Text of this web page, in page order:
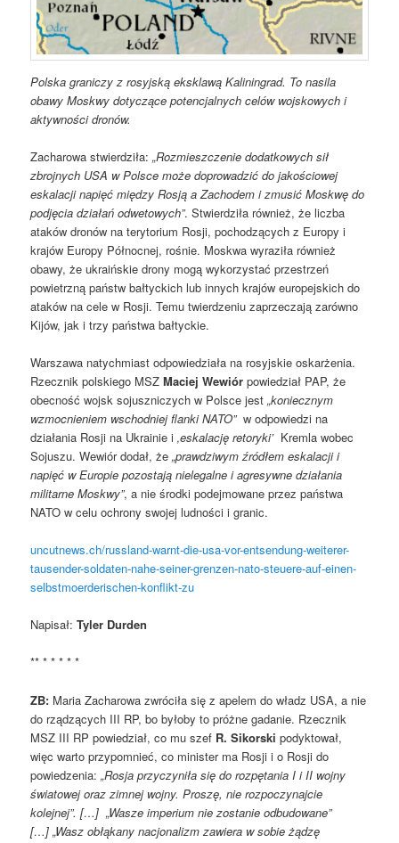
Polska graniczy z rosyjską eksklawą Kaliningrad. To nasila
obawy Moskwy dotyczące potencjalnych celów wojskowych i
aktywności dronów.
Zacharowa stwierdziła:„Rozmieszczenie dodatkowych sił
zbrojnych USA w Polsce może doprowadzić do jakościowej
eskalacji napięć między Rosją a Zachodem i zmusić Moskwę do
podjęcia działań odwetowych”. Stwierdziła również, że liczba
ataków dronów na terytorium Rosji, pochodzących z Europy i
krajów Europy Północnej, rośnie. Moskwa wyraziła również
obawy, że ukraińskie drony mogą wykorzystać przestrzeń
powietrzną państw bałtyckich lub innych krajów europejskich do
ataków na cele w Rosji. Temu twierdzeniu zaprzeczają zarówno
Kijów, jak i trzy państwa bałtyckie.
Warszawa natychmiast odpowiedziała na rosyjskie oskarżenia.
Rzecznik polskiego MSZMaciej Wewiór powiedział PAP, że
obecność wojsk sojuszniczych w Polsce jest„koniecznym
wzmocnieniem wschodniej flanki NATO”w odpowiedzi na
działania Rosji na Ukrainie i‚eskalację retoryki’Kremla wobec
Sojuszu. Wewiór dodał, że„prawdziwym źródłem eskalacji i
napięć w Europie pozostają nielegalne i agresywne działania
militarne Moskwy”, a nie środki podejmowane przez państwa
NATO w celu ochrony swojej ludności i granic.
uncutnews.ch/russland-warnt-die-usa-vor-entsendung-weiterer-
tausender-soldaten-nahe-seiner-grenzen-nato-steuere-auf-einen-
selbstmoerderischen-konflikt-zu
Napisał:Tyler Durden
** * * * * *
ZB: Maria Zacharowa zwróciła się z apelem do władz USA, a nie
do rządzących III RP, bo byłoby to próżne gadanie. Rzecznik
MSZ III RP powiedział, co mu szef R. Sikorski podyktował,
więc warto przypomnieć, co minister ma Rosji i o Rosji do
powiedzenia:„Rosja przyczyniła się do rozpętania I i II wojny
światowej oraz zimnej wojny. Proszę, nie rozpoczynajcie
kolejnej”. […] „Wasze imperium nie zostanie odbudowane”
[…] „Wasz obłąkany nacjonalizm zawiera w sobie żądzę